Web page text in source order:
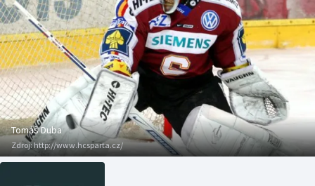
DALŠÍ SPORTY
Americký fotbal
Baseball a softbal
Basketbal
Biatlon
NEPŘEHLÉDNĚTE
Soutěže
Historické návraty
Aplikace ČT sport
Tomáš Duba
Zdroj:http://www.hcsparta.cz/